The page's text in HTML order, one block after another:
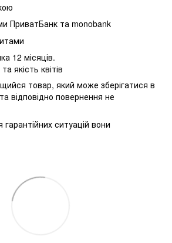
ПриватБанк та monobank
12 місяців.
якість квітів
товар, який може зберігатися в
відповідно повернення не
ситуацій вони